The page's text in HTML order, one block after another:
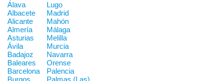
Álava
Lugo
Albacete
Madrid
Alicante
Mahón
Almería
Málaga
Asturias
Melilla
Ávila
Murcia
Badajoz
Navarra
Baleares
Orense
Barcelona
Palencia
Burgos
Palmas (Las)